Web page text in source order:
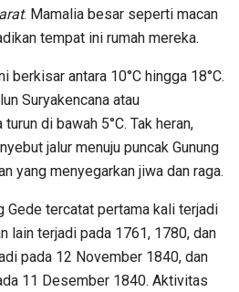
. Mamalia besar seperti macan
tempat ini rumah mereka.
berkisar antara 10°C hingga 18°C.
Suryakencana atau
di bawah 5°C. Tak heran,
jalur menuju puncak Gunung
yang menyegarkan jiwa dan raga.
Gede tercatat pertama kali terjadi
lain terjadi pada 1761, 1780, dan
pada 12 November 1840, dan
11 Desember 1840. Aktivitas